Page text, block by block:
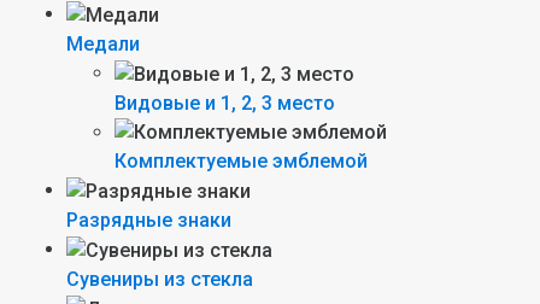
Медали
Видовые и 1, 2, 3 место
Комплектуемые эмблемой
Разрядные знаки
Сувениры из стекла